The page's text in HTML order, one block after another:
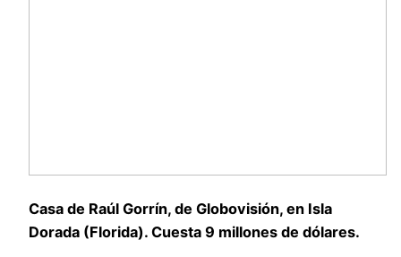
Casa de Raúl Gorrín, de Globovisión, en Isla
Dorada (Florida). Cuesta 9 millones de dólares.